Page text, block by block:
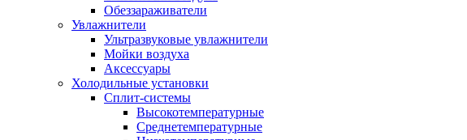
Обеззараживатели
Увлажнители
Ультразвуковые увлажнители
Мойки воздуха
Аксессуары
Холодильные установки
Сплит-системы
Высокотемпературные
Среднетемпературные